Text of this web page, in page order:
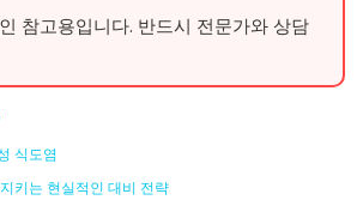
참고용입니다. 반드시 전문가와 상담
식도염
키는 현실적인 대비 전략